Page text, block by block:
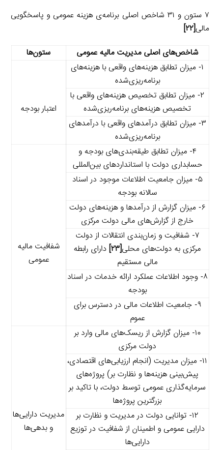
۷ ستون و ۳۱ شاخص اصلی برنامه‌ی هزینه عمومی و پاسخگویی
مالی[۲۲]
شاخص‌های اصلی مدیریت مالیه عمومی
ستون‌ها
۱- میزان تطابق هزینه‌های واقعی با هزینه‌های
برنامه‌ریزی‌شده
اعتبار بودجه
۲- میزان تطابق تخصیص هزینه‌های واقعی با
تخصیص هزینه‌های برنامه‌ریزی‌شده
۳- میزان تطابق درآمدهای واقعی با درآمدهای
برنامه‌ریزی‌شده
۴- میزان تطابق طیقه‌بندی‌های بودجه و
حسابداری دولت با استانداردهای بین‌المللی
شفافیت مالیه
عمومی
۵- میزان جامعیت اطلاعات موجود در اسناد
سالانه بودجه
۶- میزان گزارش از درآمدها و هزینه‌های دولت
خارج از گزارش‌های مالی دولت مرکزی
۷- شفافیت و زمان‌بندی انتقالات از دولت
مرکزی به دولت‌های محلی[۲۳]
دارای رابطه
مالی مستقیم
۸- وجود اطلاعات عملکرد ارائه خدمات در اسناد
بودجه
۹- جامعیت اطلاعات مالی در دسترس برای
عموم
۱۰- میزان گزارش از ریسک‌های مالی وارد بر
دولت مرکزی
مدیریت دارایی‌ها
و بدهی‌ها
۱۱- میزان مدیریت (انجام ارزیابی‌های اقتصادی،
پیش‌بینی هزینه‌ها و نظارت بر) پروژه‌های
سرمایه‌گذاری عمومی توسط دولت، با تاکید بر
بزرگترین پروژه‌ها
۱۲- توانایی دولت در مدیریت و نظارت بر
دارایی عمومی و اطمینان از شفافیت در توزیع
دارایی‌ها